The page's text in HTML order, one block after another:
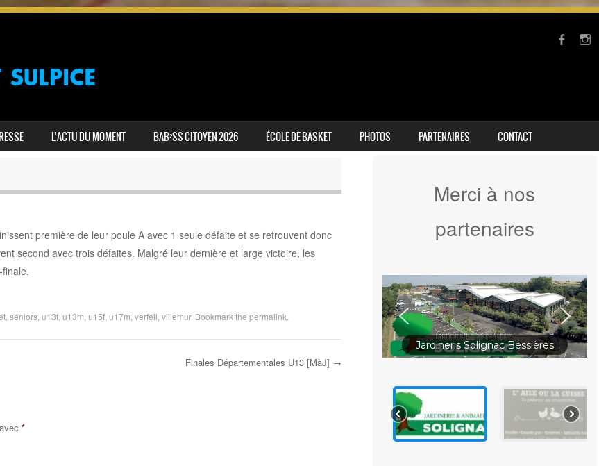
L’ACTU DU MOMENT BAB²SS CITOYEN 2026 ÉCOLE DE BASKET PHOTOS PARTENAIRES CONTACT
première de leur poule A avec 1 seule défaite et se retrouvent donc
second avec trois défaites. Malgré leur dernière et large victoire, les
, séniors, u13f, u13m u15f, u17m verfeil villemur. Bookmark the permalink
Finales Départementales U13 [MàJ] →
*
Merci à nos
partenaires
Jardineris Solignac Bessières